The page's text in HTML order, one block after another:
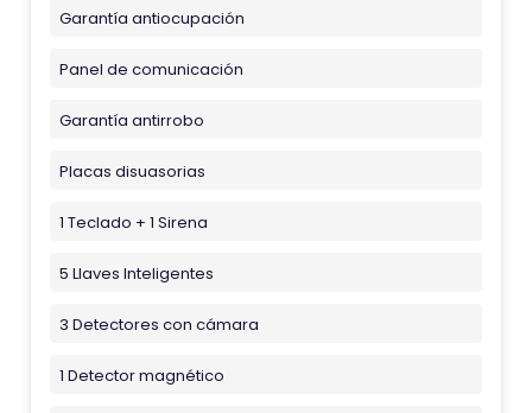
Garantía antiocupación
Panel de comunicación
Garantía antirrobo
Placas disuasorias
1 Teclado + 1 Sirena
5 Llaves Inteligentes
3 Detectores con cámara
1 Detector magnético